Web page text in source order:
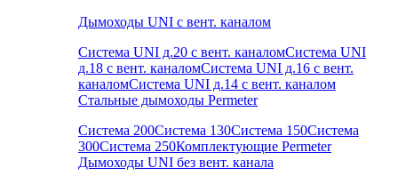
Дымоходы UNI с вент. каналом
Система UNI д.20 с вент. каналомСистема UNI
д.18 с вент. каналомСистема UNI д.16 с вент.
каналомСистема UNI д.14 с вент. каналом
Стальные дымоходы Permeter
Система 200Система 130Система 150Система
300Система 250Комплектующие Permeter
Дымоходы UNI без вент. канала